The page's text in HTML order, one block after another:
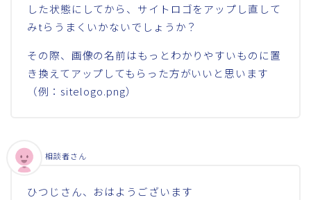
した状態にしてから、サイトロゴをアップし直して
みtらうまくいかないでしょうか？
その際、画像の名前はもっとわかりやすいものに置
き換えてアップしてもらった方がいいと思います
（例：sitelogo.png）
ひつじさん、おはようございます
相談者さん